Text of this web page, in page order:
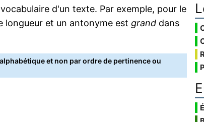
d'un texte. Par exemple, pour le
longueur et un antonyme est grand dans
et non par ordre de pertinence ou